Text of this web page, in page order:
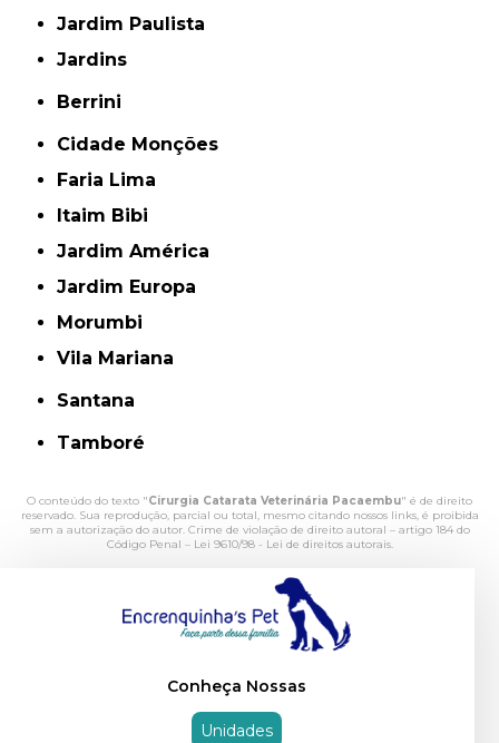
Jardim Paulista
Jardins
Berrini
Cidade Monções
Faria Lima
Itaim Bibi
Jardim América
Jardim Europa
Morumbi
Vila Mariana
Santana
Tamboré
O conteúdo do texto "Cirurgia Catarata Veterinária Pacaembu" é de direito
reservado. Sua reprodução, parcial ou total, mesmo citando nossos links, é proibida
sem a autorização do autor. Crime de violação de direito autoral – artigo 184 do
Código Penal – Lei 9610/98 - Lei de direitos autorais.
Conheça Nossas
Unidades